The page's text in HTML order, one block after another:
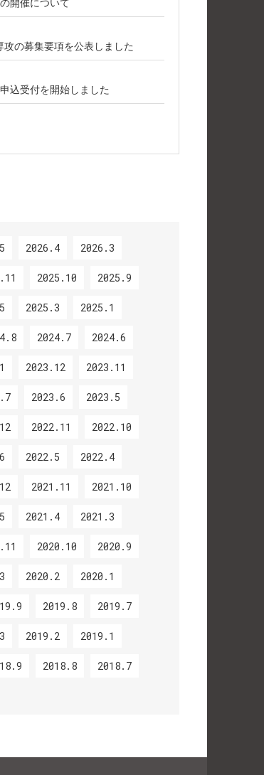
の募集要項を公表しました
込受付を開始しました
2026.4 2026.3
2025.10 2025.9
2025.3 2025.1
2024.7 2024.6
2023.12 2023.11
2023.6 2023.5
2022.11 2022.10
2022.5 2022.4
2021.11 2021.10
2021.4 2021.3
2020.10 2020.9
2020.2 2020.1
2019.8 2019.7
2019.2 2019.1
2018.8 2018.7